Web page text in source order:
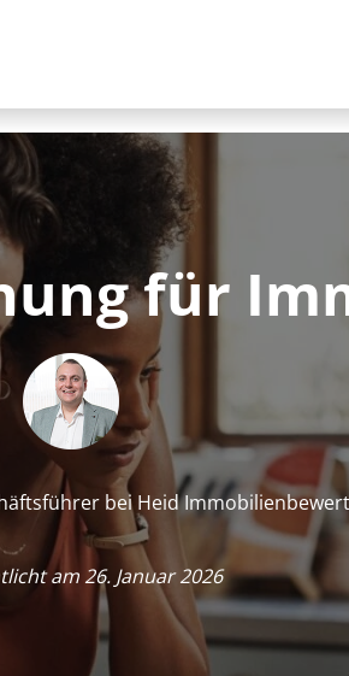
für
bei Heid
am 26. Januar 2026